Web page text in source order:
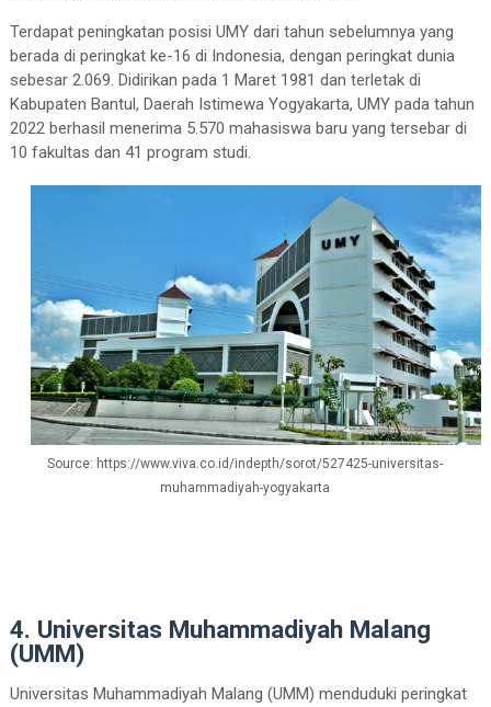
Terdapat peningkatan posisi UMY dari tahun sebelumnya yang
berada di peringkat ke-16 di Indonesia, dengan peringkat dunia
sebesar 2.069. Didirikan pada 1 Maret 1981 dan terletak di
Kabupaten Bantul, Daerah Istimewa Yogyakarta, UMY pada tahun
2022 berhasil menerima 5.570 mahasiswa baru yang tersebar di
10 fakultas dan 41 program studi.
Source: https://www.viva.co.id/indepth/sorot/527425-universitas-
muhammadiyah-yogyakarta
4. Universitas Muhammadiyah Malang
(UMM)
Universitas Muhammadiyah Malang (UMM) menduduki peringkat